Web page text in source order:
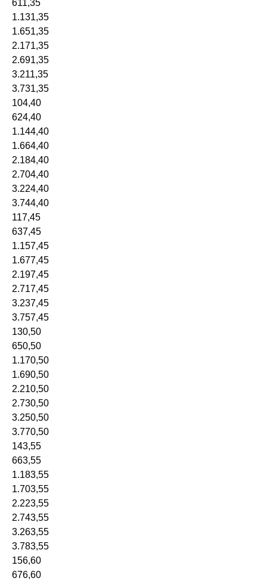
611,35
1.131,35
1.651,35
2.171,35
2.691,35
3.211,35
3.731,35
104,40
624,40
1.144,40
1.664,40
2.184,40
2.704,40
3.224,40
3.744,40
117,45
637,45
1.157,45
1.677,45
2.197,45
2.717,45
3.237,45
3.757,45
130,50
650,50
1.170,50
1.690,50
2.210,50
2.730,50
3.250,50
3.770,50
143,55
663,55
1.183,55
1.703,55
2.223,55
2.743,55
3.263,55
3.783,55
156,60
676,60